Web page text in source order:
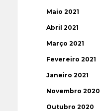
Maio 2021
Abril 2021
Março 2021
Fevereiro 2021
Janeiro 2021
Novembro 2020
Outubro 2020